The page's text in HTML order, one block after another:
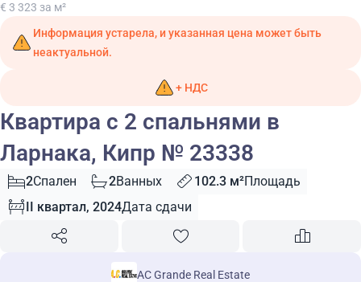
€ 3 323 за м²
Информация устарела, и указанная цена может быть
неактуальной.
+ НДС
Квартира с 2 спальнями в
Ларнака, Кипр № 23338
2Спален 2Ванных 102.3 м²Площадь
II квартал, 2024Дата сдачи
AC Grande Real Estate